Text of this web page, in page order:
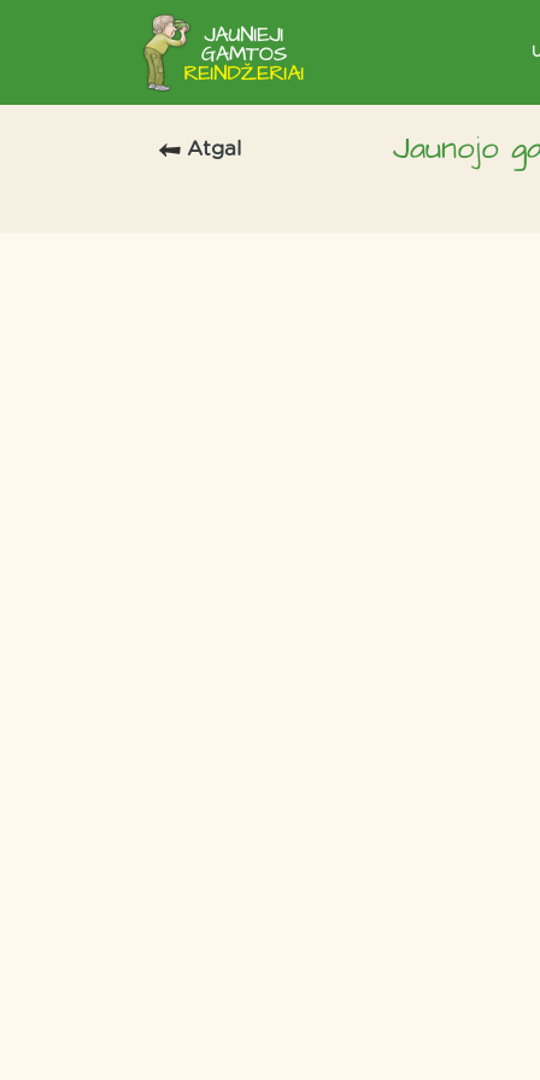
Atgal Jaunojo